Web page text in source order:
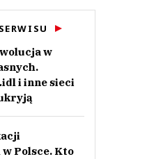
w
i inne sieci
Polsce. Kto